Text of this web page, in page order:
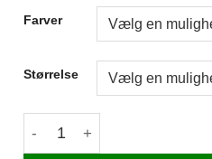
Farver
Størrelse